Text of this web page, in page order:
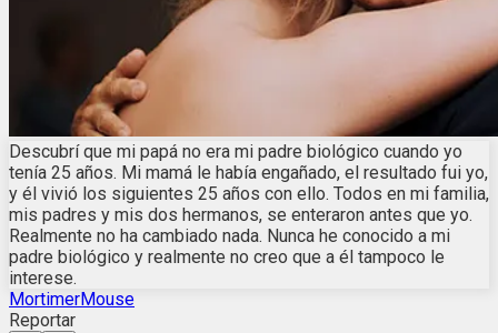
Descubrí que mi papá no era mi padre biológico cuando yo
tenía 25 años. Mi mamá le había engañado, el resultado fui yo,
y él vivió los siguientes 25 años con ello. Todos en mi familia,
mis padres y mis dos hermanos, se enteraron antes que yo.
Realmente no ha cambiado nada. Nunca he conocido a mi
padre biológico y realmente no creo que a él tampoco le
interese.
MortimerMouse
Reportar